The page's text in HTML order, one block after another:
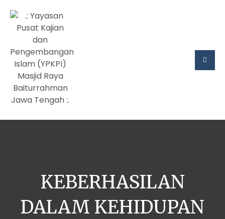
KEBERHASILAN
DALAM KEHIDUPAN